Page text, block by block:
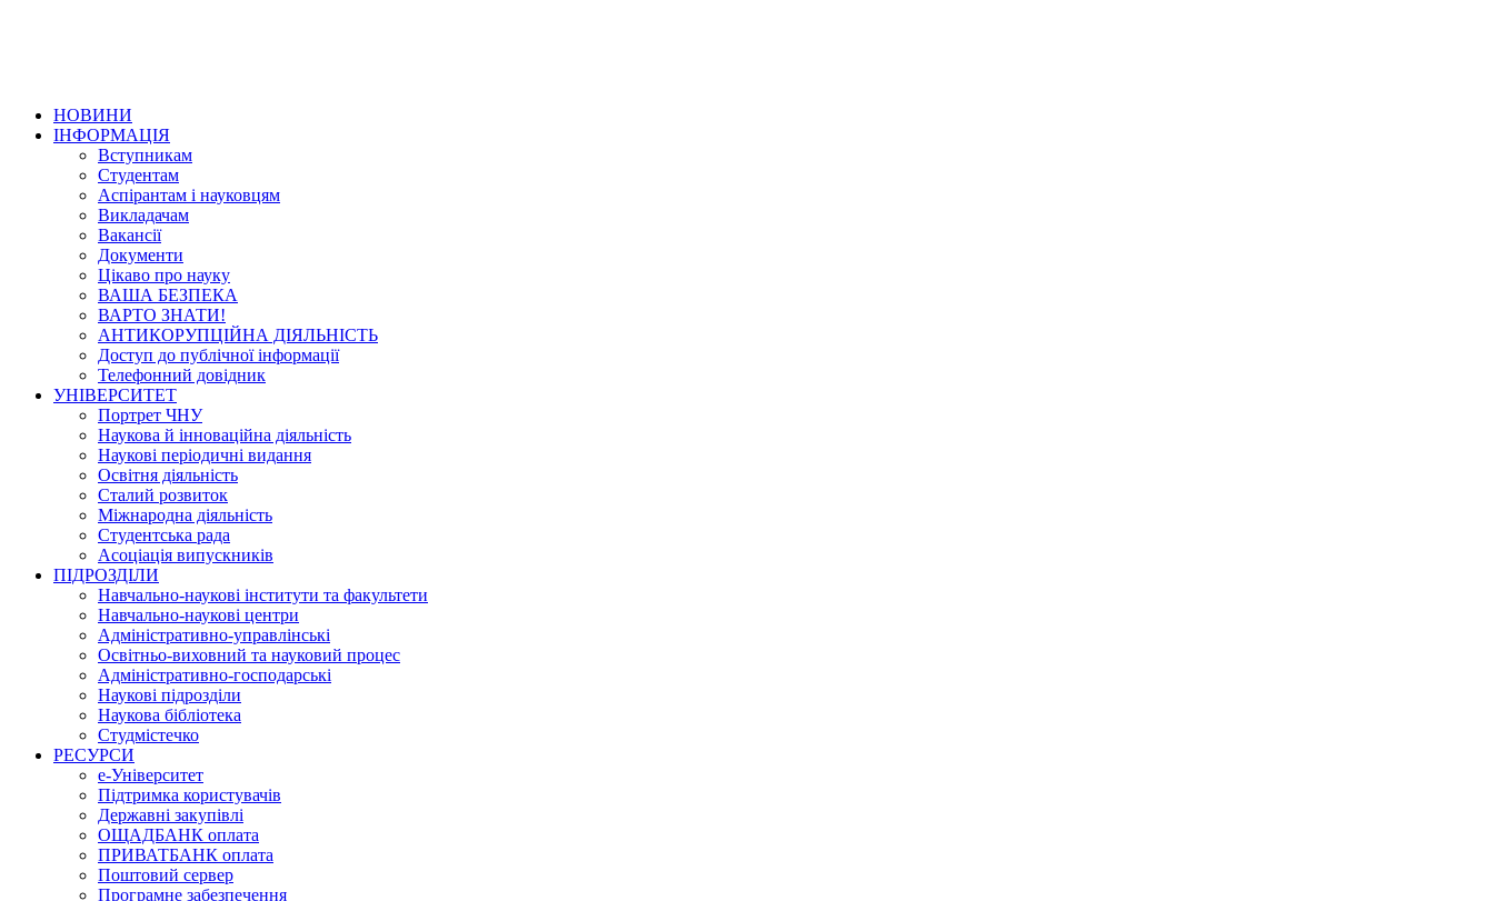
НОВИНИ
ІНФОРМАЦІЯ
Вступникам
Студентам
Аспірантам і науковцям
Викладачам
Вакансії
Документи
Цікаво про науку
ВАША БЕЗПЕКА
ВАРТО ЗНАТИ!
АНТИКОРУПЦІЙНА ДІЯЛЬНІСТЬ
Доступ до публічної інформації
Телефонний довідник
УНІВЕРСИТЕТ
Портрет ЧНУ
Наукова й інноваційна діяльність
Наукові періодичні видання
Освітня діяльність
Сталий розвиток
Міжнародна діяльність
Студентська рада
Асоціація випускників
ПІДРОЗДІЛИ
Навчально-наукові інститути та факультети
Навчально-наукові центри
Адміністративно-управлінські
Освітньо-виховний та науковий процес
Адміністративно-господарські
Наукові підрозділи
Наукова бібліотека
Студмістечко
РЕСУРСИ
е-Університет
Підтримка користувачів
Державні закупівлі
ОЩАДБАНК оплата
ПРИВАТБАНК оплата
Поштовий сервер
Програмне забезпечення